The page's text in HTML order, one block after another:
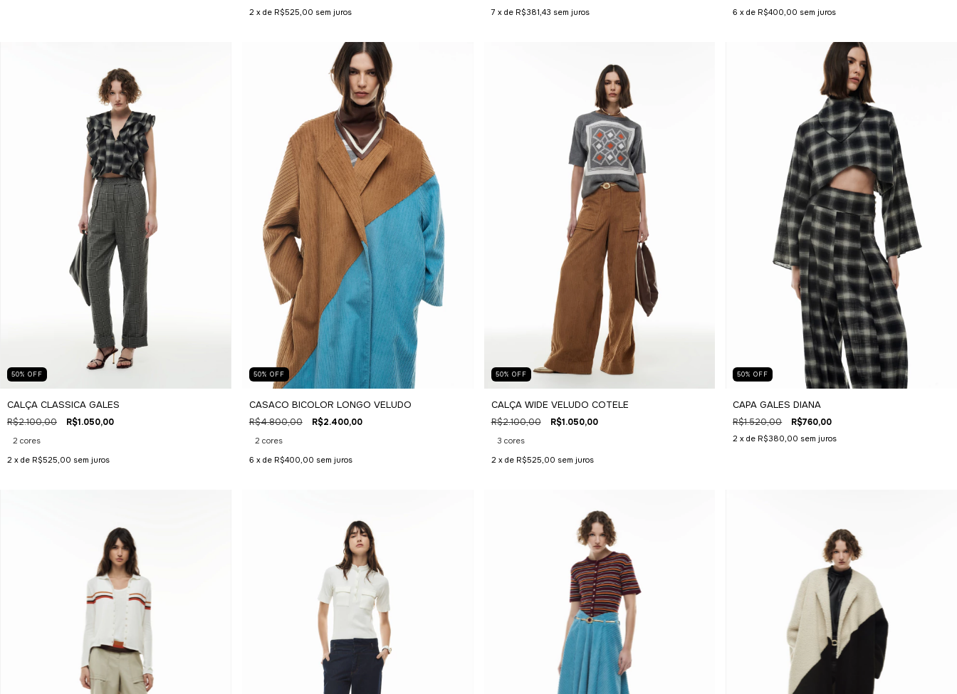
2 x de R$525,00 sem juros
7 x de R$381,43 sem juros
6 x de R$400,00 sem juros
50% OFF
CALÇA CLASSICA GALES
R$2.100,00 R$1.050,00
2 cores
2 x de R$525,00 sem juros
50% OFF
CASACO BICOLOR LONGO VELUDO
R$4.800,00 R$2.400,00
2 cores
6 x de R$400,00 sem juros
50% OFF
CALÇA WIDE VELUDO COTELE
R$2.100,00 R$1.050,00
3 cores
2 x de R$525,00 sem juros
50%OFF
CAPA GALES DIANA
R$1.520,00 R$760,00
2 x de R$380,00 sem juros